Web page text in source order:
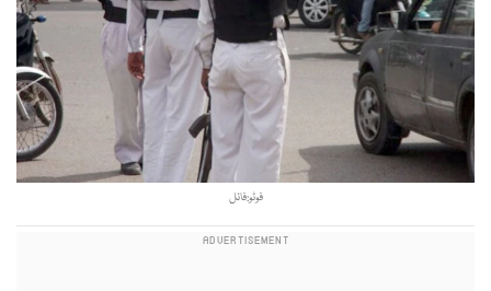
فوٹو:فائل